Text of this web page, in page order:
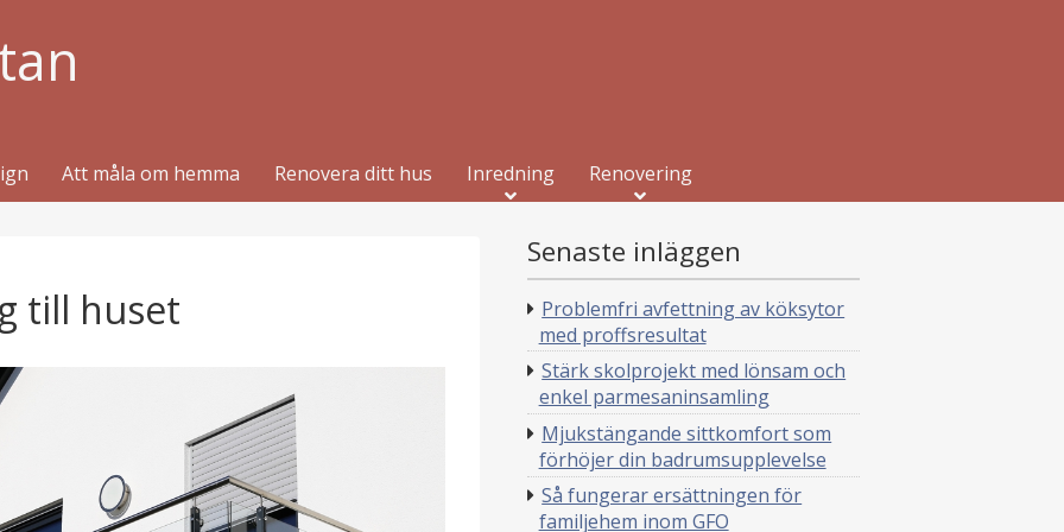
Att måla om hemma Renovera ditt hus Inredning Renovering
till huset
Senaste inläggen
Problemfri avfettning av köksytor
med proffsresultat
Stärk skolprojekt med lönsam och
enkel parmesaninsamling
Mjukstängande sittkomfort som
förhöjer din badrumsupplevelse
Så fungerar ersättningen för
familjehem inom GFO